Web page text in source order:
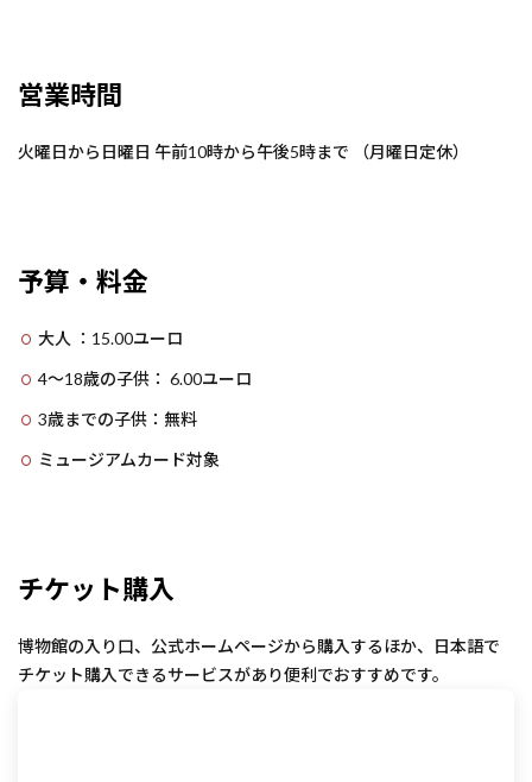
営業時間
火曜日から日曜日 午前10時から午後5時まで （月曜日定休）
予算・料金
大人 ：15.00ユーロ
4〜18歳の子供： 6.00ユーロ
3歳までの子供：無料
ミュージアムカード対象
チケット購入
博物館の入り口、公式ホームページから購入するほか、日本語で
チケット購入できるサービスがあり便利でおすすめです。